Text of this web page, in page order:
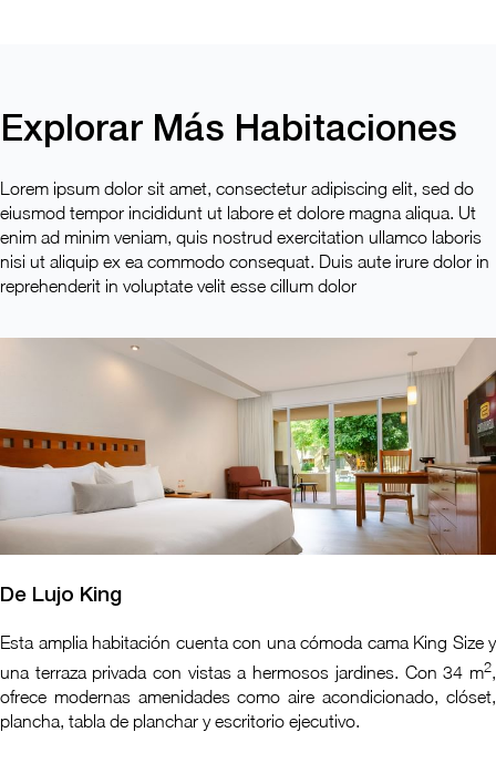
Explorar Más Habitaciones
Lorem ipsum dolor sit amet, consectetur adipiscing elit, sed do
eiusmod tempor incididunt ut labore et dolore magna aliqua. Ut
enim ad minim veniam, quis nostrud exercitation ullamco laboris
nisi ut aliquip ex ea commodo consequat. Duis aute irure dolor in
reprehenderit in voluptate velit esse cillum dolor
De Lujo King
Esta amplia habitación cuenta con una cómoda cama King Size y
una terraza privada con vistas a hermosos jardines. Con 34 m2,
ofrece modernas amenidades como aire acondicionado, clóset,
plancha, tabla de planchar y escritorio ejecutivo.